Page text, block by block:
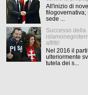
All'inizio di
filogovernativa;
sede ...
Successo della
affitti!
Nel 2016 il
ulteriormente
tutela dei s...